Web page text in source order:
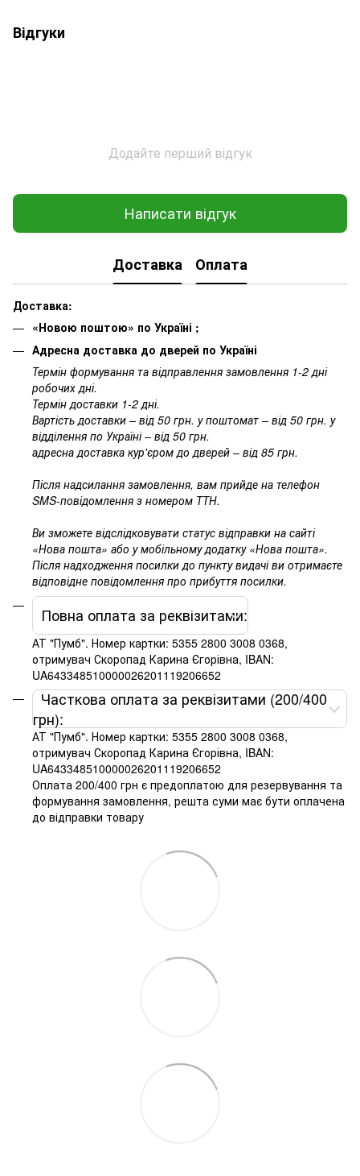
Відгуки
Додайте перший відгук
Написати відгук
Доставка Оплата
Доставка:
«Новою поштою» по Україні ;
Адресна доставка до дверей по Україні
Термін формування та відправлення замовлення 1-2 дні
робочих дні.
Термін доставки 1-2 дні.
Вартість доставки – від 50 грн. у поштомат – від 50 грн. у
відділення по Україні – від 50 грн.
адресна доставка кур'єром до дверей – від 85 грн.
Після надсилання замовлення, вам прийде на телефон
SMS-повідомлення з номером ТТН.
Ви зможете відслідковувати статус відправки на сайті
«Нова пошта» або у мобільному додатку «Нова пошта».
Після надходження посилки до пункту видачі ви отримаєте
відповідне повідомлення про прибуття посилки.
Повна оплата за реквізитами:
АТ "Пумб". Номер картки: 5355 2800 3008 0368,
отримувач Скоропад Карина Єгорівна, IBAN:
UA643348510000026201119206652
Часткова оплата за реквізитами (200/400
грн):
АТ "Пумб". Номер картки: 5355 2800 3008 0368,
отримувач Скоропад Карина Єгорівна, IBAN:
UA643348510000026201119206652
Оплата 200/400 грн є предоплатою для резервування та
формування замовлення, решта суми має бути оплачена
до відправки товару